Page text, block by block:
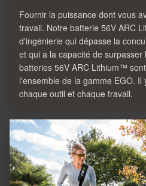
Fournir la puissance dont vous
travail. Notre batterie 56V ARC
d'ingénierie qui dépasse la
et qui a la capacité de surpasser
batteries 56V ARC Lithium™
l'ensemble de la gamme EGO.
chaque outil et chaque travail.